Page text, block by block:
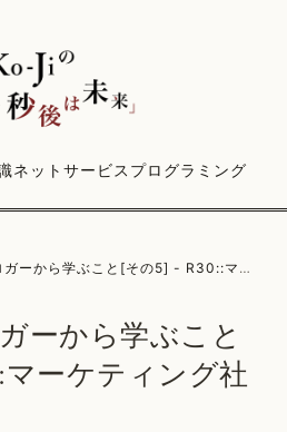
ネットサービス プログラミング
ら学ぶこと[その5] - R30::マーケティング社会時評
ーから学ぶこと
ーケティング社